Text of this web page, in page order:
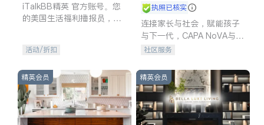
iTalkBB精英 官方账号。您
的美国生活福利播报员，精
专属福利。
活动/折扣
执照已核实
连接家长与社会，赋能孩子
与下一代，CAPA NoVA与您
携手建设包容、公平、充满
社区服务
精英会员 精英会员